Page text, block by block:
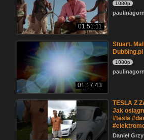
01:51:11
1080p
01:17:43
Stuart.
Dubbing.pl
1080p
TESLA Z
Jak
#tesla
Daniel